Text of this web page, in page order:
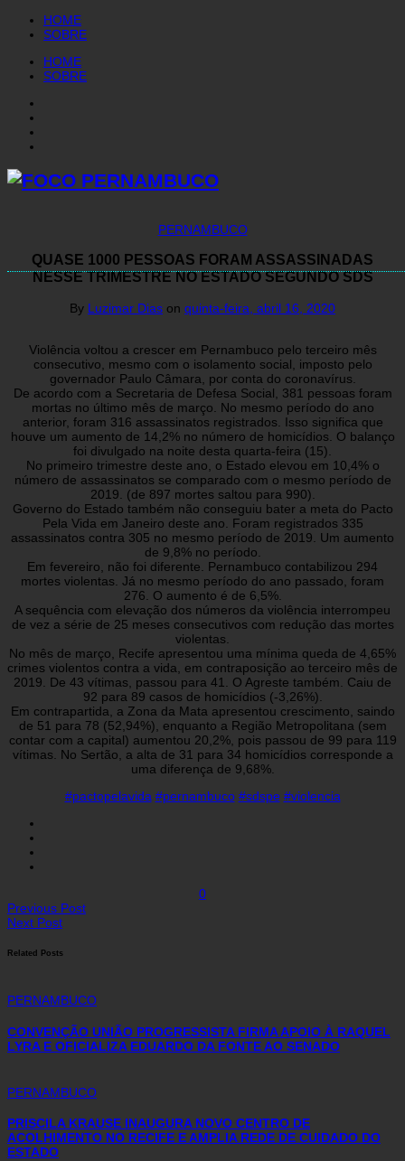
HOME
SOBRE
HOME
SOBRE
PERNAMBUCO
QUASE 1000 PESSOAS FORAM ASSASSINADAS
NESSE TRIMESTRE NO ESTADO SEGUNDO SDS
By Luzimar Dias on quinta-feira, abril 16, 2020
Violência voltou a crescer em Pernambuco pelo terceiro mês
consecutivo, mesmo com o isolamento social, imposto pelo
governador Paulo Câmara, por conta do coronavírus.
De acordo com a Secretaria de Defesa Social, 381 pessoas foram
mortas no último mês de março. No mesmo período do ano
anterior, foram 316 assassinatos registrados. Isso significa que
houve um aumento de 14,2% no número de homicídios. O balanço
foi divulgado na noite desta quarta-feira (15).
No primeiro trimestre deste ano, o Estado elevou em 10,4% o
número de assassinatos se comparado com o mesmo período de
2019. (de 897 mortes saltou para 990).
Governo do Estado também não conseguiu bater a meta do Pacto
Pela Vida em Janeiro deste ano. Foram registrados 335
assassinatos contra 305 no mesmo período de 2019. Um aumento
de 9,8% no período.
Em fevereiro, não foi diferente. Pernambuco contabilizou 294
mortes violentas. Já no mesmo período do ano passado, foram
276. O aumento é de 6,5%.
A sequência com elevação dos números da violência interrompeu
de vez a série de 25 meses consecutivos com redução das mortes
violentas.
No mês de março, Recife apresentou uma mínima queda de 4,65%
crimes violentos contra a vida, em contraposição ao terceiro mês de
2019. De 43 vítimas, passou para 41. O Agreste também. Caiu de
92 para 89 casos de homicídios (-3,26%).
Em contrapartida, a Zona da Mata apresentou crescimento, saindo
de 51 para 78 (52,94%), enquanto a Região Metropolitana (sem
contar com a capital) aumentou 20,2%, pois passou de 99 para 119
vítimas. No Sertão, a alta de 31 para 34 homicídios corresponde a
uma diferença de 9,68%.
#pactopelavida #pernambuco #sdspe #violencia
0
Previous Post
Next Post
Related Posts
PERNAMBUCO
CONVENÇÃO UNIÃO PROGRESSISTA FIRMA APOIO À RAQUEL
LYRA E OFICIALIZA EDUARDO DA FONTE AO SENADO
PERNAMBUCO
PRISCILA KRAUSE INAUGURA NOVO CENTRO DE
ACOLHIMENTO NO RECIFE E AMPLIA REDE DE CUIDADO DO
ESTADO